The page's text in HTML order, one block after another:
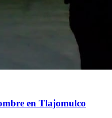
en Tlajomulco